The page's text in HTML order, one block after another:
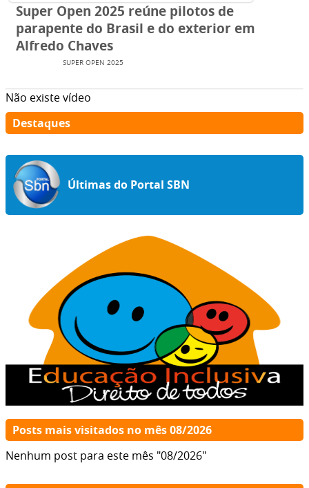
Super Open 2025 reúne pilotos de
parapente do Brasil e do exterior em
Alfredo Chaves
SUPER OPEN 2025
Não existe vídeo
Destaques
Últimas do Portal SBN
Posts mais visitados no mês 08/2026
Nenhum post para este mês "08/2026"